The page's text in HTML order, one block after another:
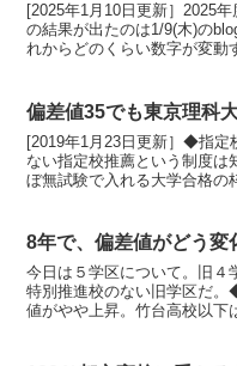
[2025年1月10日更新］2025
の結果が出たのは1/9(木)の
れからどのくらい数字が変動
偏差値35でも東京理科
[2019年1月23日更新］◆指定
ない指定校推薦という制度は
ぼ無試験で入れる大学合格の
8年で、偏差値がどう変
今日は５学区について。旧４
特別推進校のない旧学区だ
値がやや上昇。竹台高校以下